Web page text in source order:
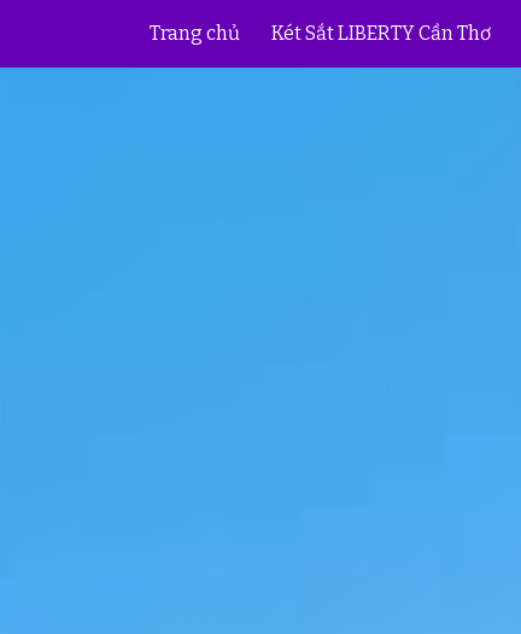
Skip to main content
Trang chủ Két Sắt LIBERTY Cần Thơ